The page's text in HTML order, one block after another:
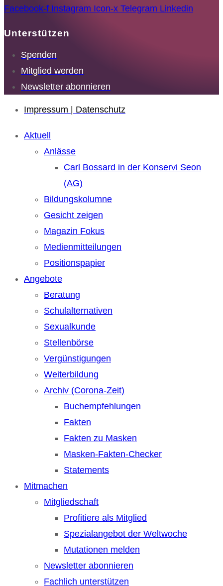
Facebook-f Instagram Icon-x Telegram Linkedin
Unterstützen
Spenden
Mitglied werden
Newsletter abonnieren
Impressum | Datenschutz
Aktuell
Anlässe
Carl Bossard in der Konservi Seon
(AG)
Bildungskolumne
Gesicht zeigen
Magazin Fokus
Medienmitteilungen
Positionspapier
Angebote
Beratung
Schulalternativen
Sexualkunde
Stellenbörse
Vergünstigungen
Weiterbildung
Archiv (Corona-Zeit)
Buchempfehlungen
Fakten
Fakten zu Masken
Masken-Fakten-Checker
Statements
Mitmachen
Mitgliedschaft
Profitiere als Mitglied
Spezialangebot der Weltwoche
Mutationen melden
Newsletter abonnieren
Fachlich unterstützen